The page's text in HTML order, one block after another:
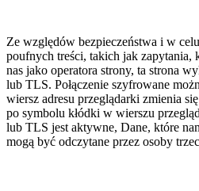
Ze względów bezpieczeństwa i w
poufnych treści, takich jak zapytania,
nas jako operatora strony, ta strona
lub TLS. Połączenie szyfrowane
wiersz adresu przeglądarki zmienia
po symbolu kłódki w wierszu
lub TLS jest aktywne, Dane, które
mogą być odczytane przez osoby